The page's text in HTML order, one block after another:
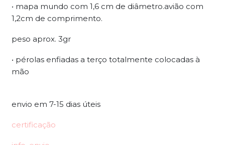
• mapa mundo com 1,6 cm de diâmetro.avião com
1,2cm de comprimento.
peso aprox. 3gr
• pérolas enfiadas a terço totalmente colocadas à
mão
envio em 7-15 dias úteis
certificação